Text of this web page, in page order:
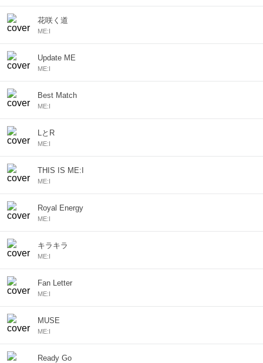
花咲く道
ME:I
Update ME
ME:I
Best Match
ME:I
LとR
ME:I
THIS IS ME:I
ME:I
Royal Energy
ME:I
キラキラ
ME:I
Fan Letter
ME:I
MUSE
ME:I
Ready Go